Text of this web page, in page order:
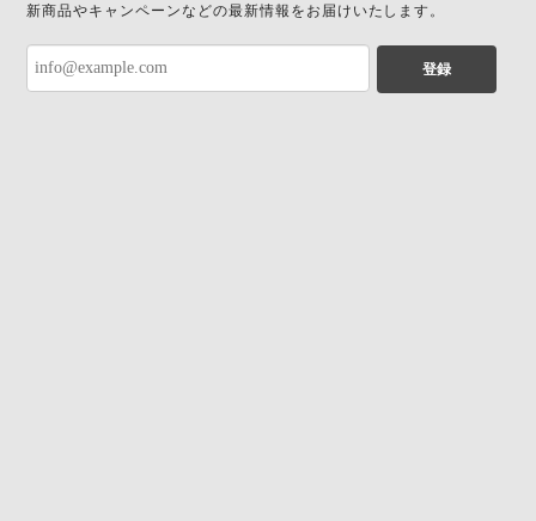
新商品やキャンペーンなどの最新情報をお届けいたします。
登録